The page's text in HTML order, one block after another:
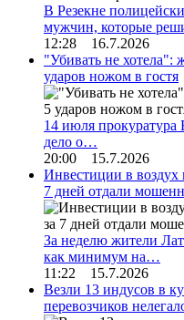
В Резекне
мужчин, которые
12:28 16.7.2026
"Убивать не хотела":
ударов ножом в гостя
14 июля прокуратура
дело о…
20:00 15.7.2026
Инвестиции в воздух
7 дней отдали
За неделю жители
как минимум на…
11:22 15.7.2026
Везли 13 индусов в
перевозчиков